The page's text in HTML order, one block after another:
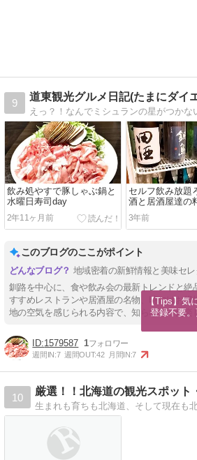
9
道東観光グルメ日記(たまにダイ
飲み処やすで豚しゃぶ鍋と
水曜日寿司day
2年11ヶ月前
セルフ飲み放題
酒と居酒屋達の
会
3年前
このブログのここがポイント
地域密着の新鮮情報と美味セ
釧路を中心に、食や飲み会の最新トレンドと絶
すすめレストランや居酒屋の名物、時にはお得
地の空気を感じられる内容で、知らなかった楽
1579587 1
週間IN:7 週間OUT:42 月間IN:7
10
厳選！！北海道の観光スポット
【Tips】気
登録不要